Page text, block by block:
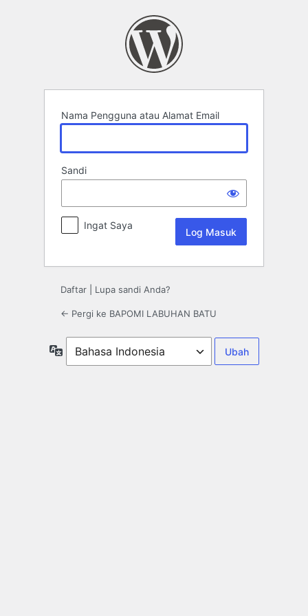
Nama Pengguna atau Alamat Email
Sandi
Ingat Saya
Daftar Lupa sandi Anda?
← Pergi ke BAPOMI LABUHAN BATU
Bahasa